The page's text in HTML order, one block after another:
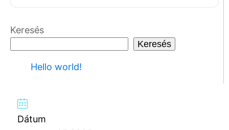
Keresés
Keresés
Hello world!
Dátum